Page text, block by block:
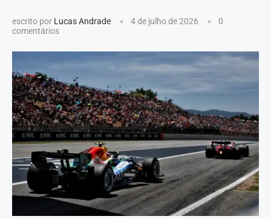
escrito por Lucas Andrade 4 de julho de 2026
0
comentários